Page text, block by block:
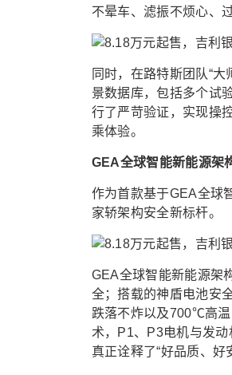
不晕车、滤振不烦心、
同时，在路特斯团队“
景数据库，包括多个试
行了严苛验证，实现操
乘体验。
GEA全球智能新能源架
作为首款基于GEA全球
家轿架构安全新标杆。
GEA全球智能新能源架
全；搭载的神盾电池安
跌落不炸以及700℃高
术，P1、P3电机与发动
真正诠释了“好品质、好